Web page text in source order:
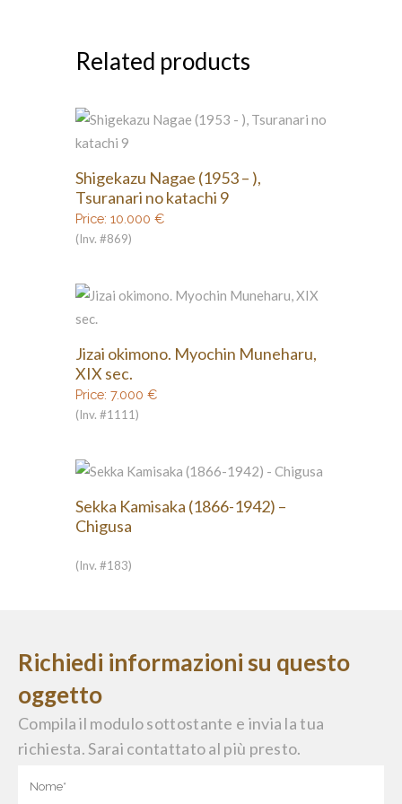
Related products
Shigekazu Nagae (1953 – ),
Tsuranari no katachi 9
Price: 10.000 €
(Inv. #869)
Jizai okimono. Myochin Muneharu,
XIX sec.
Price: 7.000 €
(Inv. #1111)
Sekka Kamisaka (1866-1942) –
Chigusa
(Inv. #183)
Richiedi informazioni su questo
oggetto
Compila il modulo sottostante e invia la tua
richiesta. Sarai contattato al più presto.